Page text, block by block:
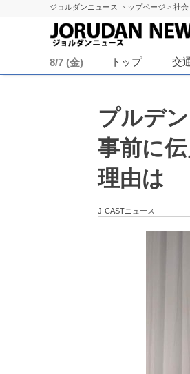
ジョルダンニュース トップページ > 社会
8/7 (金) トップ 交
プルデ
事前に
理由は
J-CASTニュース